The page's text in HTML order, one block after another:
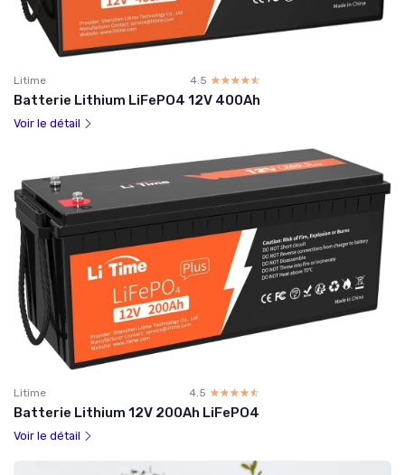
Litime 4.5 ☆☆☆☆☆
★★★★★
Batterie Lithium LiFePO4 12V 400Ah
Voir le détail
Litime 4.5 ☆☆☆☆☆
★★★★★
Batterie Lithium 12V 200Ah LiFePO4
Voir le détail